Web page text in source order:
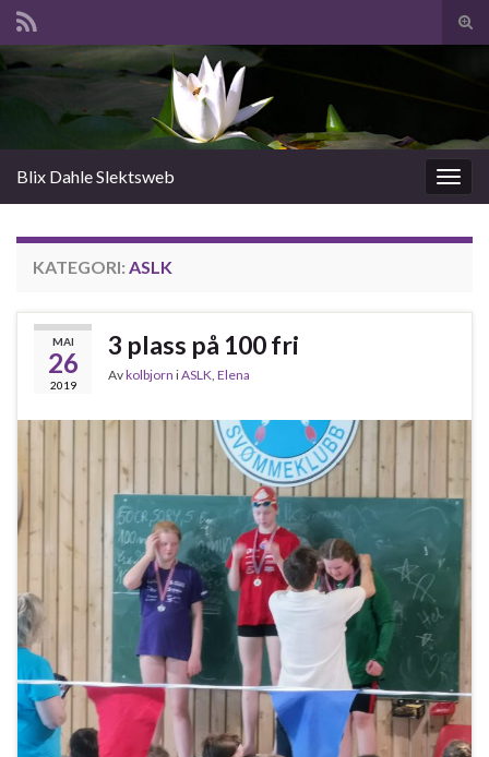
Slå
av/
Search for:
Slåu
av/på
Blix Dahle Slektsweb
KATEGORI: ASLK
MAI
26
2019
3 plass på 100 fri
Avkolbjorn iASLK Elena